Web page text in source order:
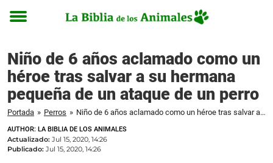
Toggle
Niño de 6 años aclamado como un
héroe tras salvar a su hermana
pequeña de un ataque de un perro
Portada » Perros » Niño de 6 años aclamado como un héroe tras salvar a su hermana pequeña de un ataque de un perro
AUTHOR: LA BIBLIA DE LOS ANIMALES
Actualizado: Jul 15, 2020, 14:26
Publicado: Jul 15, 2020, 14:26